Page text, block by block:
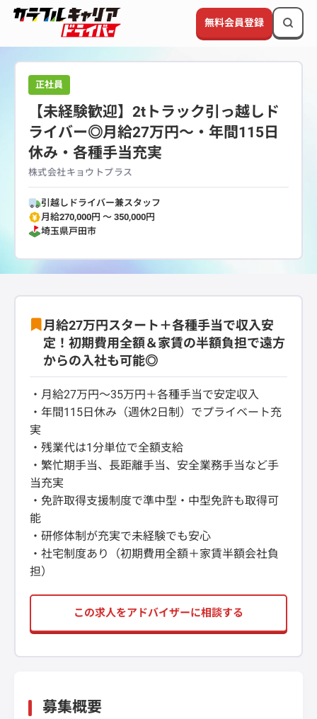
無料会員登録
正社員
【未経験歓迎】2tトラック引っ越しド
ライバー◎月給27万円〜・年間115日
休み・各種手当充実
株式会社キョウトプラス
引越しドライバー兼スタッフ
月給270,000円 〜 350,000円
埼玉県戸田市
月給27万円スタート＋各種手当で収入安
定！初期費用全額＆家賃の半額負担で遠方
からの入社も可能◎
・月給27万円〜35万円＋各種手当で安定収入
・年間115日休み（週休2日制）でプライベート充
実
・残業代は1分単位で全額支給
・繁忙期手当、長距離手当、安全業務手当など手
当充実
・免許取得支援制度で準中型・中型免許も取得可
能
・研修体制が充実で未経験でも安心
・社宅制度あり（初期費用全額＋家賃半額会社負
担）
この求人をアドバイザーに相談する
募集概要